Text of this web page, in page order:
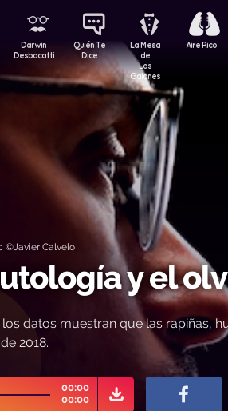
Darwin
Desbocatti
Quién Te
Dice
La Mesa
de
Los
Galanes
Aire Rico
©Javier Calvelo
y el
datos muestran que las rapiñas,
2018.
00:00
00:00